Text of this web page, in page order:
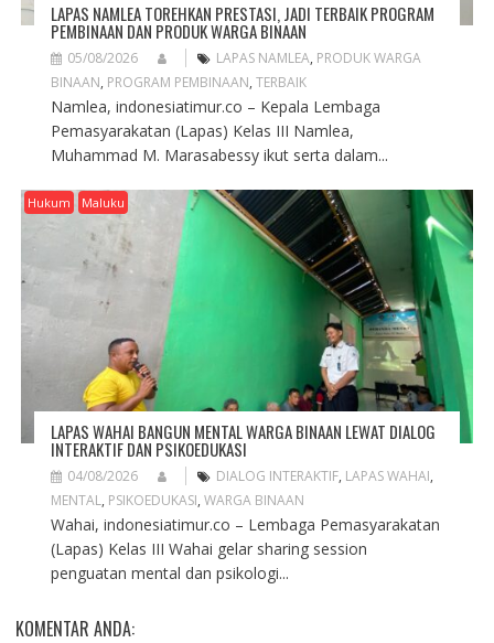
LAPAS NAMLEA TOREHKAN PRESTASI, JADI TERBAIK PROGRAM
PEMBINAAN DAN PRODUK WARGA BINAAN
05/08/2026 LAPAS NAMLEA, PRODUK WARGA
BINAAN, PROGRAM PEMBINAAN, TERBAIK
Namlea, indonesiatimur.co – Kepala Lembaga
Pemasyarakatan (Lapas) Kelas III Namlea,
Muhammad M. Marasabessy ikut serta dalam...
Hukum Maluku
LAPAS WAHAI BANGUN MENTAL WARGA BINAAN LEWAT DIALOG
INTERAKTIF DAN PSIKOEDUKASI
04/08/2026 DIALOG INTERAKTIF, LAPAS WAHAI,
MENTAL, PSIKOEDUKASI, WARGA BINAAN
Wahai, indonesiatimur.co – Lembaga Pemasyarakatan
(Lapas) Kelas III Wahai gelar sharing session
penguatan mental dan psikologi...
KOMENTAR ANDA: